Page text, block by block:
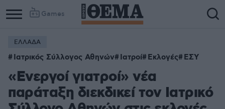
Games
ΕΛΛΑΔΑ
Ιατρικός Σύλλογος Αθηνών Ιατροί Εκλογές ΕΣΥ
«Ενεργοί γιατροί» νέα
παράταξη διεκδικεί τον Ιατρικό